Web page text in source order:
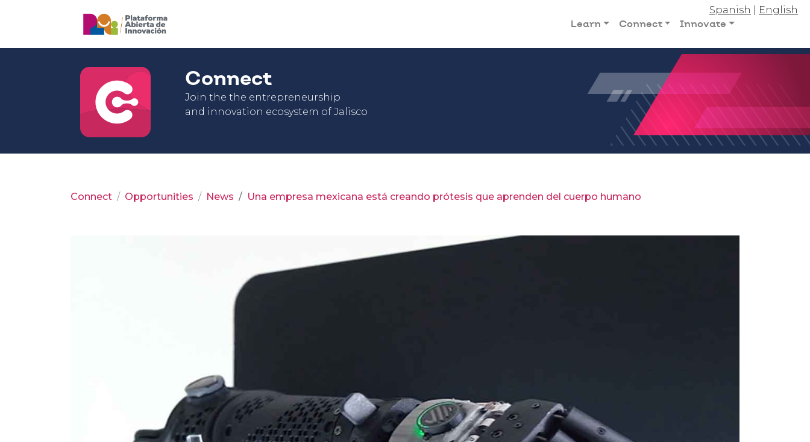
Spanish English
Learn Connect Innovate
Connect
Join the the entrepreneurship
and innovation ecosystem of Jalisco
Connect Opportunities News Una empresa mexicana está creando prótesis que aprenden del cuerpo humano